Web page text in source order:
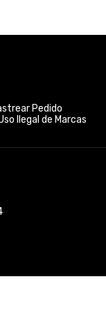
Pedido
Ilegal de Marcas